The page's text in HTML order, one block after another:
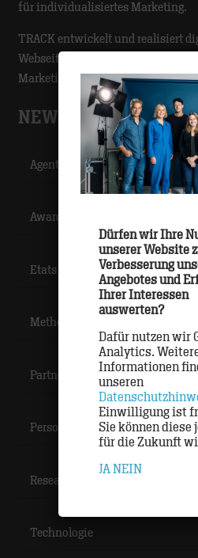
für individualisiertes Marketing.
TRACK entwickelt und realisiert
Webseiten, Lösungen für
Marketingautomatisierung.
NEWS-CATEGORIES
Agentur
Awards
Etats
Methoden
Partner
Personal
Research
Technologie
Dürfen wir Ihre
unserer Website
Verbesserung
Angebotes und
Ihrer Interessen
auswerten?
Dafür nutzen wir
Analytics.
Informationen
unseren
Einwilligung ist
Sie können diese
für die Zukunft
JA NEIN